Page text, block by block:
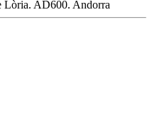
Lòria. AD600. Andorra